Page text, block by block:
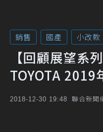
銷售 國產 小改款
【回顧展望系
TOYOTA 2019
2018-12-30 19:48 聯合新聞